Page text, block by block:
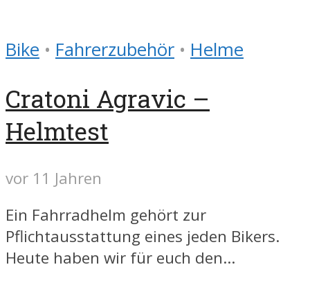
Bike • Fahrerzubehör • Helme
Cratoni Agravic –
Helmtest
vor 11 Jahren
Ein Fahrradhelm gehört zur
Pflichtausstattung eines jeden Bikers.
Heute haben wir für euch den...